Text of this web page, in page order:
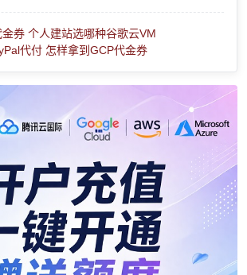
金券 个人建站选哪种谷歌云VM
代付 怎样拿到GCP代金券